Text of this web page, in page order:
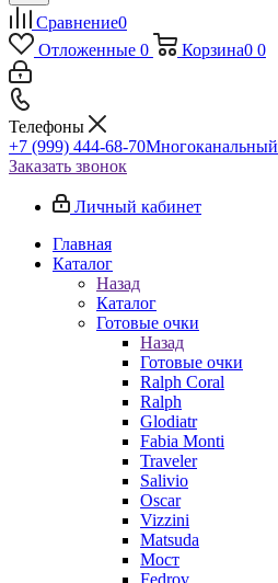
Сравнение0
Отложенные 0 Корзина0 0
Телефоны
+7 (999) 444-68-70Многоканальный
Заказать звонок
Личный кабинет
Главная
Каталог
Назад
Каталог
Готовые очки
Назад
Готовые очки
Ralph Coral
Ralph
Glodiatr
Fabia Monti
Traveler
Salivio
Oscar
Vizzini
Matsuda
Мост
Fedrov